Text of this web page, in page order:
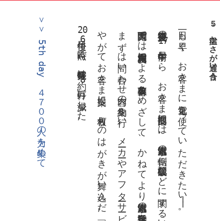
５．温かさが通い合う
震災発生直後の
17
20
6
時時点で、停電軒数は約
8
万軒に減少した。
＞＞ 5th day ４７００人の力を集めて